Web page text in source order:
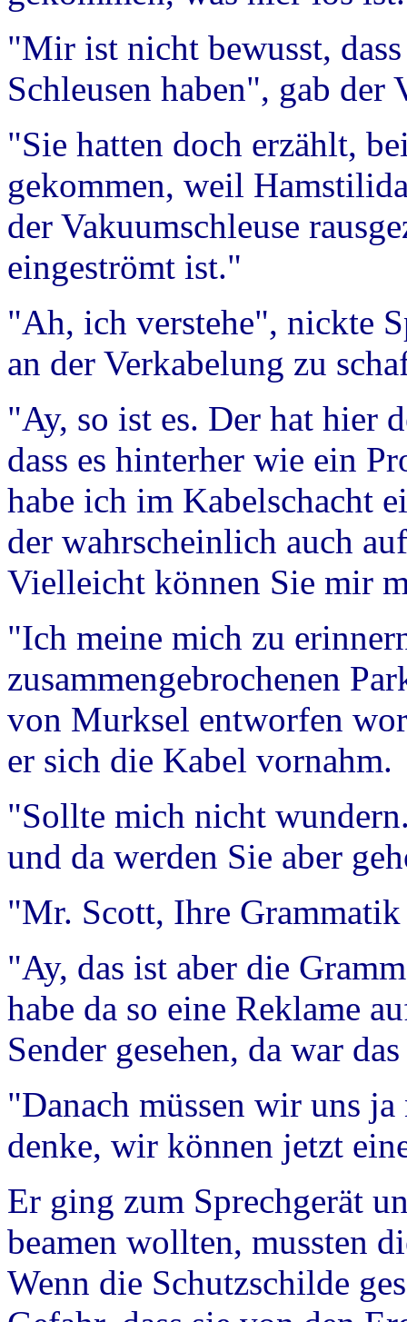
"Mir ist nicht bewusst,
Schleusen haben", gab
"Sie hatten doch erzählt,
gekommen, weil
der Vakuumschleuse
eingeströmt ist."
"Ah, ich verstehe", nickte
an der Verkabelung zu
"Ay, so ist es. Der hat hier
dass es hinterher wie ein
habe ich im Kabelschacht
der wahrscheinlich auch
Vielleicht können Sie mir
"Ich meine mich zu
zusammengebrochenen
von Murksel entworfen
er sich die Kabel vornahm.
"Sollte mich nicht
und da werden Sie aber
"Mr. Scott, Ihre
"Ay, das ist aber die
habe da so eine Reklame
Sender gesehen, da war
"Danach müssen wir uns
denke, wir können jetzt
Er ging zum Sprechgerät
beamen wollten, mussten
Wenn die Schutzschilde